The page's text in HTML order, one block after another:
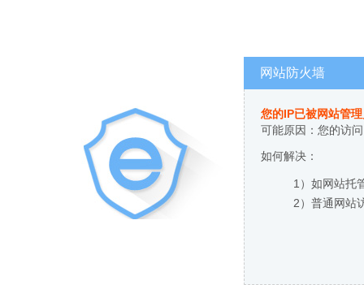
网站防火墙
您的IP已被网站管
可能原因：您的访
如何解决：
1）如网站托
2）普通网站